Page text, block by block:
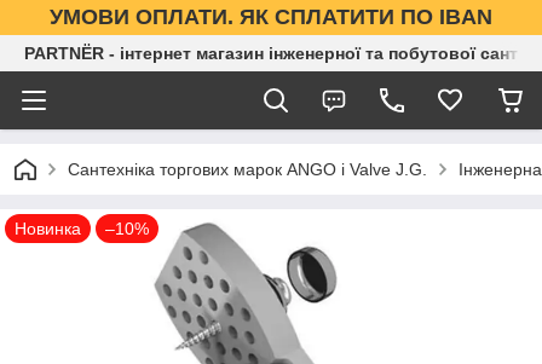
УМОВИ ОПЛАТИ. ЯК СПЛАТИТИ ПО IBAN
PARTNЁR - інтернет магазин інженерної та побутової
Сантехніка торгових марок ANGO і Valve J.G.
Новинка –10%